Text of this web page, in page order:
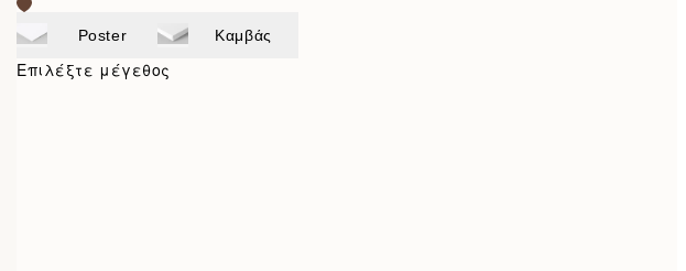
Poster Καμβάς
Επιλέξτε μέγεθος